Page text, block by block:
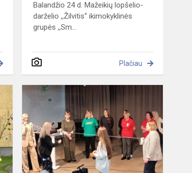
Balandžio 24 d. Mažeikių lopšelio-
darželio ,,Žilvitis“ ikimokyklinės
grupės ,,Sm...
Plačiau
Velykų
ugdymo
būda...